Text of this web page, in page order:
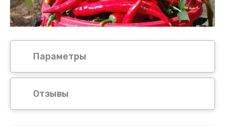
Параметры
Отзывы